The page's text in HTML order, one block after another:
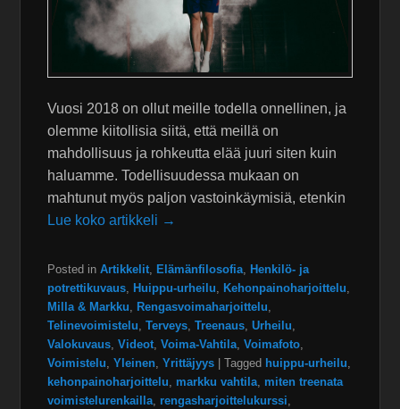
Vuosi 2018 on ollut meille todella onnellinen, ja
olemme kiitollisia siitä, että meillä on
mahdollisuus ja rohkeutta elää juuri siten kuin
haluamme. Todellisuudessa mukaan on
mahtunut myös paljon vastoinkäymisiä, etenkin
Lue koko artikkeli →
Posted in Artikkelit, Elämänfilosofia, Henkilö- ja
potrettikuvaus, Huippu-urheilu, Kehonpainoharjoittelu,
Milla & Markku, Rengasvoimaharjoittelu,
Telinevoimistelu,Terveys,Treenaus,Urheilu,
Valokuvaus,Videot,Voima-Vahtila,Voimafoto,
Voimistelu,Yleinen,Yrittäjyys |Tagged huippu-urheilu,
kehonpainoharjoittelu, markku vahtila, miten treenata
voimistelurenkailla, rengasharjoittelukurssi,